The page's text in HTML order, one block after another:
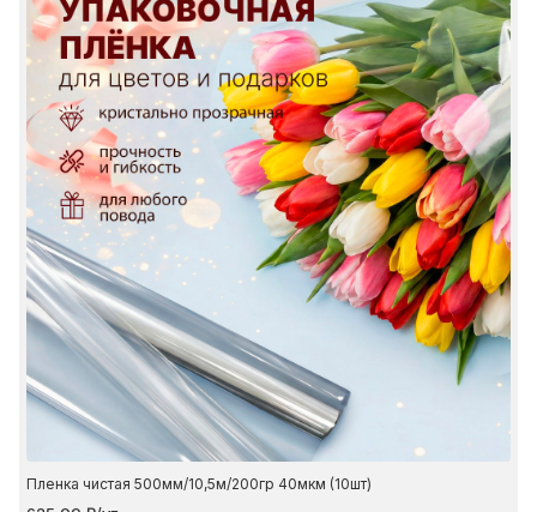
Пленка чистая 500мм/10,5м/200гр 40мкм (10шт)